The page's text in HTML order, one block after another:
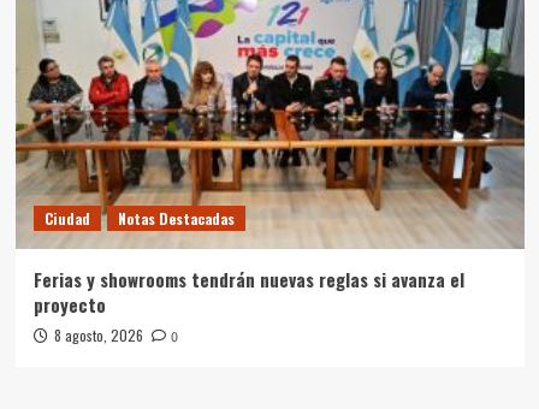
Ciudad Notas Destacadas
Ferias y showrooms tendrán nuevas reglas si avanza el
proyecto
8 agosto, 2026 0